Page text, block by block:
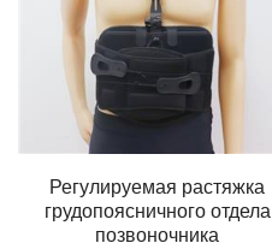
Регулируемая растяжка
грудопоясничного отдела
позвоночника